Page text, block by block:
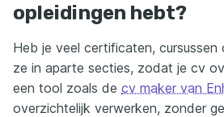
opleidingen hebt?
Heb je veel certificaten, cursussen
ze in aparte secties, zodat je cv
een tool zoals de cv maker van
overzichtelijk verwerken, zonder